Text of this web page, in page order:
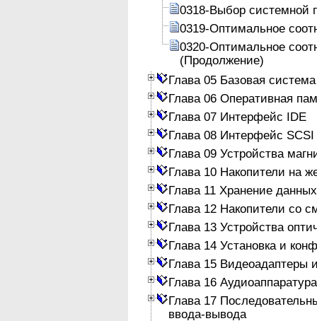
0318-Выбор системной
0319-Оптимальное
0320-Оптимальное
(Продолжение)
Глава 05 Базовая
Глава 06 Оперативная
Глава 07 Интерфейс IDE
Глава 08 Интерфейс SCSI
Глава 09 Устройства
Глава 10 Накопители на
Глава 11 Хранение
Глава 12 Накопители со
Глава 13 Устройства
Глава 14 Установка и
Глава 15 Видеоадаптеры
Глава 16 Аудиоаппаратура
Глава 17
ввода-вывода